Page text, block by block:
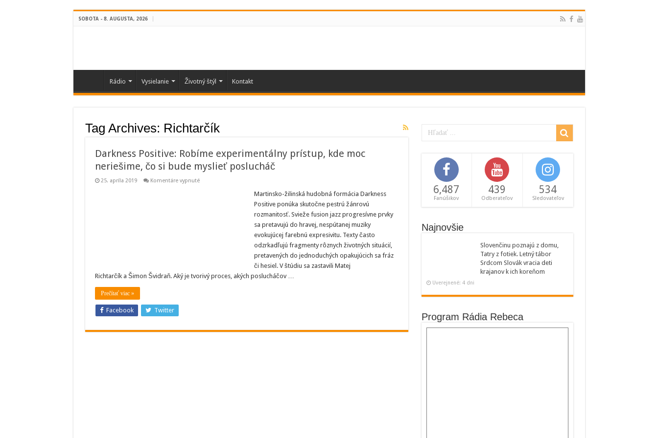
SOBOTA - 8. AUGUSTA, 2026
Rádio Vysielanie Životný štýl Kontakt
Tag Archives: Richtarčík
Darkness Positive: Robíme experimentálny prístup, kde moc
neriešime, čo si bude myslieť poslucháč
25. apríla 2019 Komentáre vypnuténa
Martinsko-žilinská hudobná formácia Darkness
Positive ponúka skutočne pestrú žánrovú
rozmanitosť. Svieže fusion jazz progresívne prvky
sa pretavujú do hravej, nespútanej muziky
evokujúcej farebnú expresivitu. Texty často
odzrkadľujú fragmenty rôznych životných situácií,
pretavených do jednoduchých opakujúcich sa fráz
či hesiel. V štúdiu sa zastavili Matej
Richtarčík a Šimon Švidraň. Aký je tvorivý proces, akých poslucháčov …
Prečítať viac »
Facebook Twitter
6,487
Fanúšikov
439
Odberateľov
534
Sledovateľov
Najnovšie
Slovenčinu poznajú z domu,
Tatry z fotiek. Letný tábor
Srdcom Slovák vracia deti
krajanov k ich koreňom
Uverejnené: 4 dni
Program Rádia Rebeca